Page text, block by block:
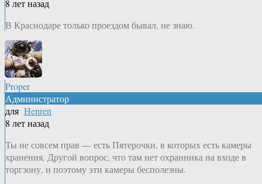
8 лет назад
В Краснодаре только проездом бывал, не знаю.
Proper
Администратор
для Henren
8 лет назад
Ты не совсем прав — есть Пятерочки, в которых есть камеры
хранения. Другой вопрос, что там нет охранника на входе в
торгзону, и поэтому эти камеры бесполезны.